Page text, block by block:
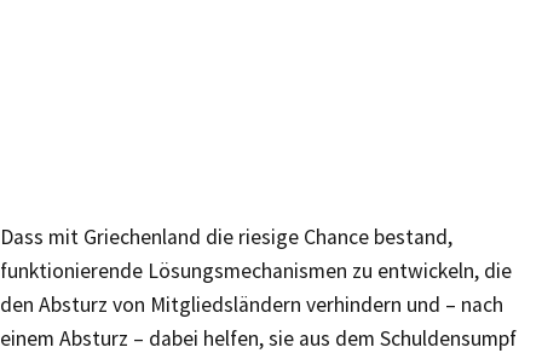
Dass mit Griechenland die riesige Chance bestand,
funktionierende Lösungsmechanismen zu entwickeln, die
den Absturz von Mitgliedsländern verhindern und – nach
einem Absturz – dabei helfen, sie aus dem Schuldensumpf